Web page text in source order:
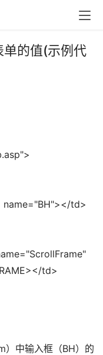
的值(示例代
td>
）中输入框（BH）的